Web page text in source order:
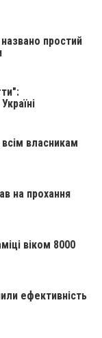
простий
власникам
на прохання
віком 8000
ефективність